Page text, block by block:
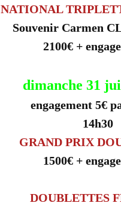
NATIONAL
Souvenir Carmen
2100€ +
dimanche 31
engagement 5€
14h30
GRAND PRIX
1500€ +
DOUBLETTES